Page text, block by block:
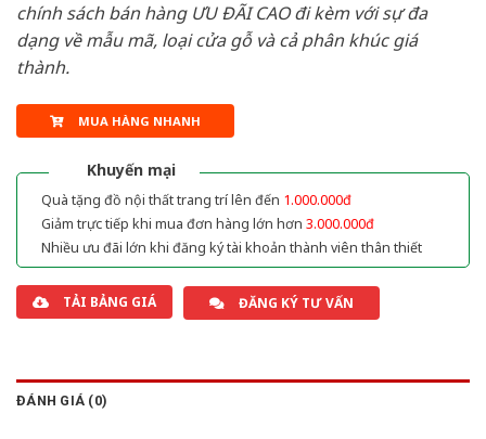
chính sách bán hàng ƯU ĐÃI CAO đi kèm với sự đa
dạng về mẫu mã, loại cửa gỗ và cả phân khúc giá
thành.
MUA HÀNG NHANH
Khuyến mại
Quà tặng đồ nội thất trang trí lên đến 1.000.000đ
Giảm trực tiếp khi mua đơn hàng lớn hơn 3.000.000đ
Nhiều ưu đãi lớn khi đăng ký tài khoản thành viên thân thiết
TẢI BẢNG GIÁ ĐĂNG KÝ TƯ VẤN
ĐÁNH GIÁ (0)